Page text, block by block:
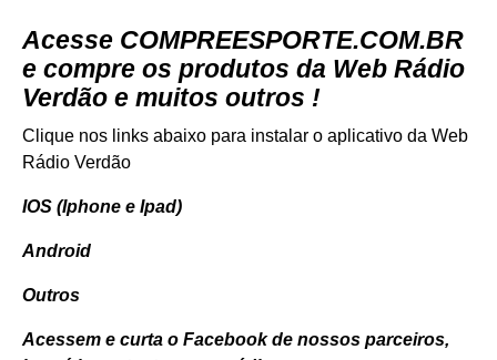
Acesse COMPREESPORTE.COM.BR
e compre os produtos da Web Rádio
Verdão e muitos outros !
Clique nos links abaixo para instalar o aplicativo da Web
Rádio Verdão
IOS (Iphone e Ipad)
Android
Outros
Acessem e curta o Facebook de nossos parceiros,